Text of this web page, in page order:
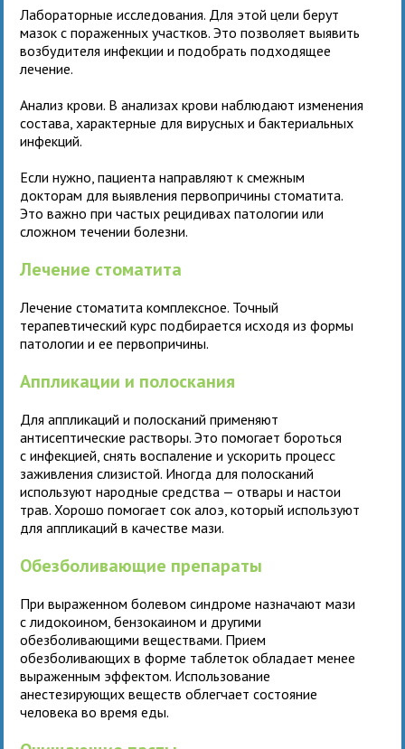
Лабораторные исследования. Для этой цели берут
мазок с пораженных участков. Это позволяет выявить
возбудителя инфекции и подобрать подходящее
лечение.
Анализ крови. В анализах крови наблюдают изменения
состава, характерные для вирусных и бактериальных
инфекций.
Если нужно, пациента направляют к смежным
докторам для выявления первопричины стоматита.
Это важно при частых рецидивах патологии или
сложном течении болезни.
Лечение стоматита
Лечение стоматита комплексное. Точный
терапевтический курс подбирается исходя из формы
патологии и ее первопричины.
Аппликации и полоскания
Для аппликаций и полосканий применяют
антисептические растворы. Это помогает бороться
с инфекцией, снять воспаление и ускорить процесс
заживления слизистой. Иногда для полосканий
используют народные средства — отвары и настои
трав. Хорошо помогает сок алоэ, который используют
для аппликаций в качестве мази.
Обезболивающие препараты
При выраженном болевом синдроме назначают мази
с лидокоином, бензокаином и другими
обезболивающими веществами. Прием
обезболивающих в форме таблеток обладает менее
выраженным эффектом. Использование
анестезирующих веществ облегчает состояние
человека во время еды.